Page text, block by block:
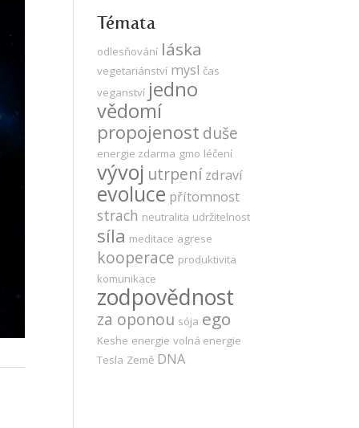
Témata
odlesňování láska
vegetariánství mysl čas
veganství jedno
vědomí
propojenost duše
energie zdarma gmo léčení
vývoj utrpení zdraví
evoluce přítomnost
strach neutralita udržitelnost
síla meditace agrese
kooperace produktivita
komunikace
zodpovědnost
za oponou sója ego
Keshe energie volná energie
Tesla Země DNA